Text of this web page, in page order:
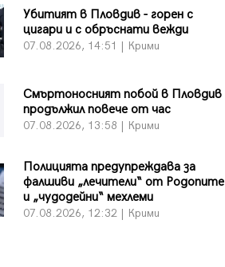
Убитият в Пловдив - горен с
цигари и с обръснати вежди
07.08.2026, 14:51 | Крими
Смъртоносният побой в Пловдив
продължил повече от час
07.08.2026, 13:58 | Крими
Полицията предупреждава за
фалшиви „лечители“ от Родопите
и „чудодейни“ мехлеми
07.08.2026, 12:32 | Крими